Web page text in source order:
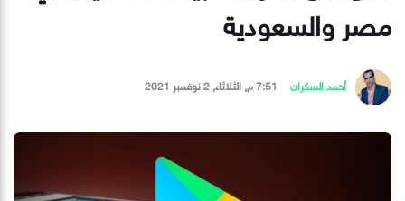
مصر والسعودية
أحمد السكران 7:51 م, الثلاثاء, 2 نوفمبر 2021